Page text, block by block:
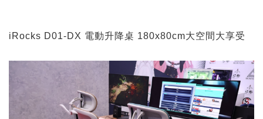
iRocks D01-DX 電動升降桌 180x80cm大空間大享受